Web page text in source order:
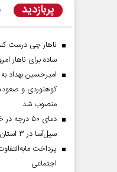
پربازدید
ساده برای ناهار
امیرحسین بهداد
کوهنوردی و
منصوب شد
دمای ۵۰
سیل‌آسا در ۳ استان
پرداخت
اجتماعی